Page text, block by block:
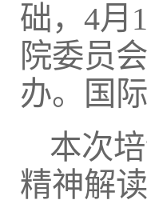
础，4月
院委员
办。国
本次
精神解